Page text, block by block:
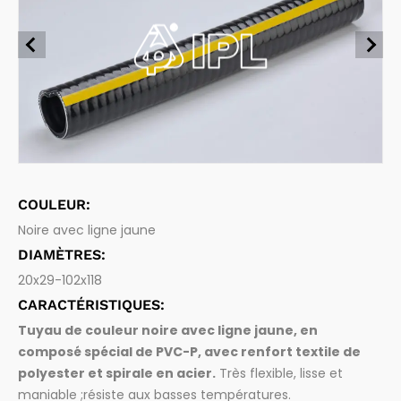
Aspiration et évacuation de liquides et d'eaux usées
Tuyaux alimentaires
Aspiration et transfert de produits alimentaires et de boi
Tuyaux pharmaceutiques
Aspiration et transfert de produits pharmaceutiques
Raccords
Chimique et carburants
Pharmaceutique
Vidange des fosses
Bois
COULEUR:
Noire avec ligne jaune
DIAMÈTRES:
20x29-102x118
CARACTÉRISTIQUES:
Tuyau de couleur noire avec ligne jaune, en
composé spécial de PVC-P, avec renfort textile de
polyester et spirale en acier. Très flexible, lisse et
maniable ;résiste aux basses températures.